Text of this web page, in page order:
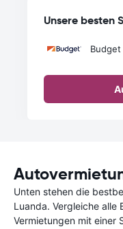
Unsere besten
Budget
Unten stehen die
Luanda. Vergleiche alle
Vermietungen mit einer